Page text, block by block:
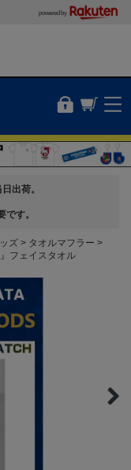
powered by
出荷。
す。
ズ
タオルマフラー
フェイスタオル